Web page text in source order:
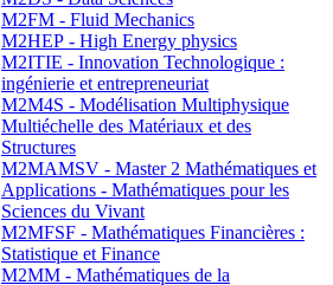
M2FM - Fluid Mechanics
M2HEP - High Energy physics
M2ITIE - Innovation Technologique :
ingénierie et entrepreneuriat
M2M4S - Modélisation Multiphysique
Multiéchelle des Matériaux et des
Structures
M2MAMSV - Master 2 Mathématiques et
Applications - Mathématiques pour les
Sciences du Vivant
M2MFSF - Mathématiques Financières :
Statistique et Finance
M2MM - Mathématiques de la